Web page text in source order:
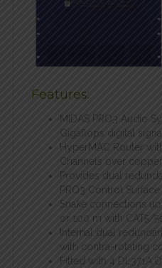
Features:
MIDAS PRO3 Audio
Gigaflops digital
HyperMAC Router
Channels over
Provides dual
PRO3 Control Surface
Snake connections
or 100 m with CAT5/
Internal dual
with contra-rotating
Fitted with 4 DL371A